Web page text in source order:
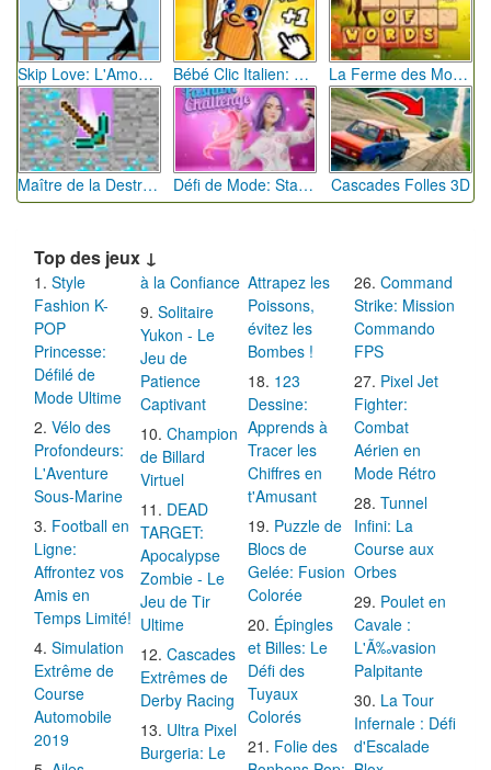
Skip Love: L'Amour en Péril Bébé Clic Italien: La Folie des Petits Bambins La Ferme des Mots - Cultivez votre Vocabulaire
Maître de la Destruction: Fusion de Pioches Défi de Mode: Star du Podium Cascades Folles 3D
Top des jeux ↓
Style
Fashion K-
POP
Princesse:
Défilé de
Mode Ultime
Vélo des
Profondeurs:
L'Aventure
Sous-Marine
Football en
Ligne:
Affrontez vos
Amis en
Temps Limité!
Simulation
Extrême de
Course
Automobile
2019
à la Confiance
Solitaire
Yukon - Le
Jeu de
Patience
Captivant
Champion
de Billard
Virtuel
DEAD
TARGET:
Apocalypse
Zombie - Le
Jeu de Tir
Ultime
Cascades
Extrêmes de
Derby Racing
Ultra Pixel
Burgeria: Le
Attrapez les
Poissons,
évitez les
Bombes !
123
Dessine:
Apprends à
Tracer les
Chiffres en
t'Amusant
Puzzle de
Blocs de
Gelée: Fusion
Colorée
Épingles
et Billes: Le
Défi des
Tuyaux
Colorés
Folie des
Command
Strike: Mission
Commando
FPS
Pixel Jet
Fighter:
Combat
Aérien en
Mode Rétro
Tunnel
Infini: La
Course aux
Orbes
Poulet en
Cavale :
L'Ã‰vasion
Palpitante
La Tour
Infernale : Défi
d'Escalade